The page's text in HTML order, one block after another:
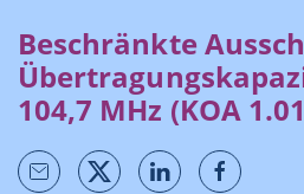
Beschränkte
104,7 MHz (KOA